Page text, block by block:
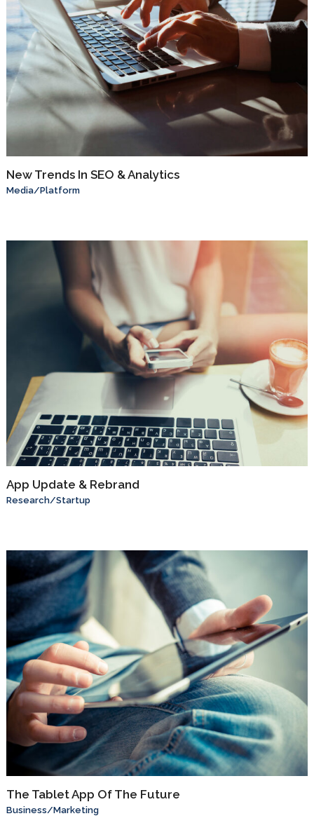
New Trends In SEO & Analytics
Media/Platform
App Update & Rebrand
Research/Startup
The Tablet App Of The Future
Business/Marketing